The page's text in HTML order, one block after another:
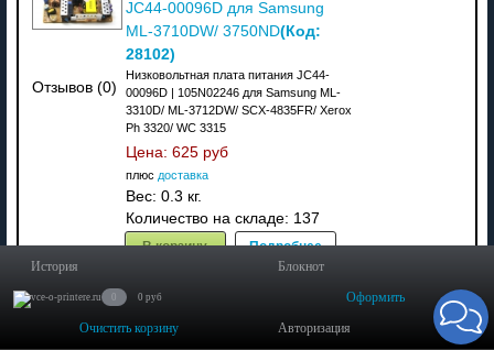
Отзывов (0)
JC44-00096D для Samsung
ML-3710DW/ 3750ND(Код:
28102)
Низковольтная плата питания JC44-
00096D | 105N02246 для Samsung ML-
3310D/ ML-3712DW/ SCX-4835FR/ Xerox
Ph 3320/ WC 3315
Цена: 625 руб
плюс доставка
Вес: 0.3 кг.
Количество на складе: 137
В корзину Подробнее
Плата питания JC44-00148A
История Блокнот
0 0 руб
Оформить
Очистить корзину
Авторизация